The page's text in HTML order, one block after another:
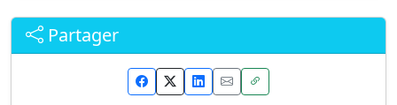
Partager